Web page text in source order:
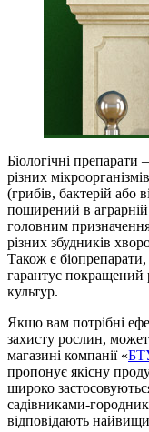
Біологічні препарати
різних
(грибів, бактерій або
поширений в аграрній
головним
різних збудників
Також є
гарантує покращений
культур.
Якщо вам потрібні
захисту рослин,
магазині компанії «
пропонує якісну
широко
садівниками-
відповідають